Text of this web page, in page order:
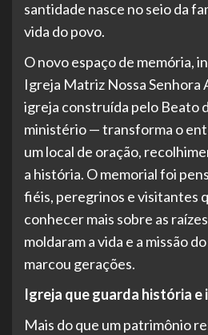
santidade nasce no seio da
vida do povo.
O novo espaço de memória,
Igreja Matriz Nossa Senhora
igreja construída pelo Beato
ministério — transforma o
um local de oração,
a história. O memorial foi
fiéis, peregrinos e visitantes
conhecer mais sobre as
moldaram a vida e a missão
marcou gerações.
Igreja que guarda história e
Mais do que um patrimônio